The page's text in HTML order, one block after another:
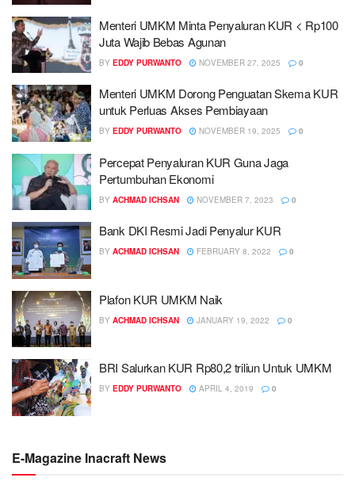
Menteri UMKM Minta Penyaluran KUR < Rp100
Juta Wajib Bebas Agunan
BY EDDY PURWANTO NOVEMBER 27, 2025 0
Menteri UMKM Dorong Penguatan Skema KUR
untuk Perluas Akses Pembiayaan
BY EDDY PURWANTO NOVEMBER 19, 2025 0
Percepat Penyaluran KUR Guna Jaga
Pertumbuhan Ekonomi
BY ACHMAD ICHSAN NOVEMBER 7, 2023 0
Bank DKI Resmi Jadi Penyalur KUR
BY ACHMAD ICHSAN FEBRUARY 8, 2022 0
Plafon KUR UMKM Naik
BY ACHMAD ICHSAN JANUARY 19, 2022 0
BRI Salurkan KUR Rp80,2 triliun Untuk UMKM
BY EDDY PURWANTO APRIL 4, 2019 0
E-Magazine Inacraft News